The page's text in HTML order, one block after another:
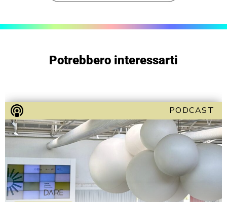
Potrebbero interessarti
PODCAST